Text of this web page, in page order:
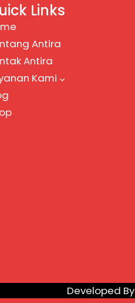
Links
Antira
Antira
Kami
Developed By